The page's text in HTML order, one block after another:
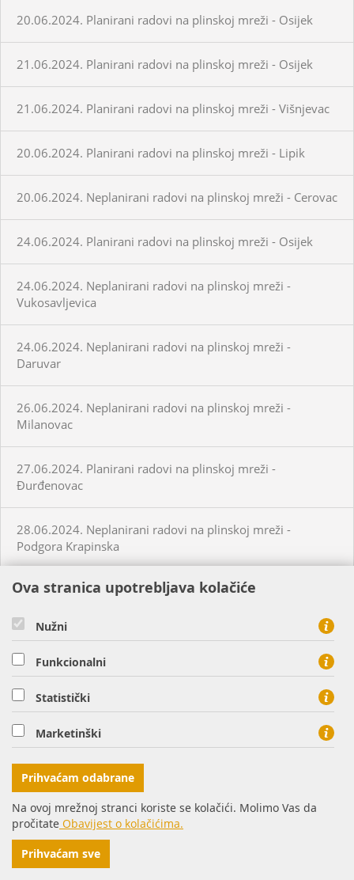
20.06.2024. Planirani radovi na plinskoj mreži - Osijek
21.06.2024. Planirani radovi na plinskoj mreži - Osijek
21.06.2024. Planirani radovi na plinskoj mreži - Višnjevac
20.06.2024. Planirani radovi na plinskoj mreži - Lipik
20.06.2024. Neplanirani radovi na plinskoj mreži - Cerovac
24.06.2024. Planirani radovi na plinskoj mreži - Osijek
24.06.2024. Neplanirani radovi na plinskoj mreži -
Vukosavljevica
24.06.2024. Neplanirani radovi na plinskoj mreži -
Daruvar
26.06.2024. Neplanirani radovi na plinskoj mreži -
Milanovac
27.06.2024. Planirani radovi na plinskoj mreži -
Đurđenovac
28.06.2024. Neplanirani radovi na plinskoj mreži -
Podgora Krapinska
28.06.2024. Neplanirani radovi na plinskoj mreži -
28.06.2024. Neplanirani radovi na plinskoj mreži -
Virovitica
28.06.2024. Neplanirani radovi na plinskoj mreži - Koritna
03.07.2024. Planirani radovi na plinskoj mreži - Požega
02.07.2024. Neplanirani radovi na plinskoj mreži - Krapina
Ova stranica upotrebljava kolačiće
Nužni
Funkcionalni
Statistički
Marketinški
Prihvaćam odabrane
Na ovoj mrežnoj stranci koriste se kolačići. Molimo Vas da
pročitate Obavijest o kolačićima.
Prihvaćam sve